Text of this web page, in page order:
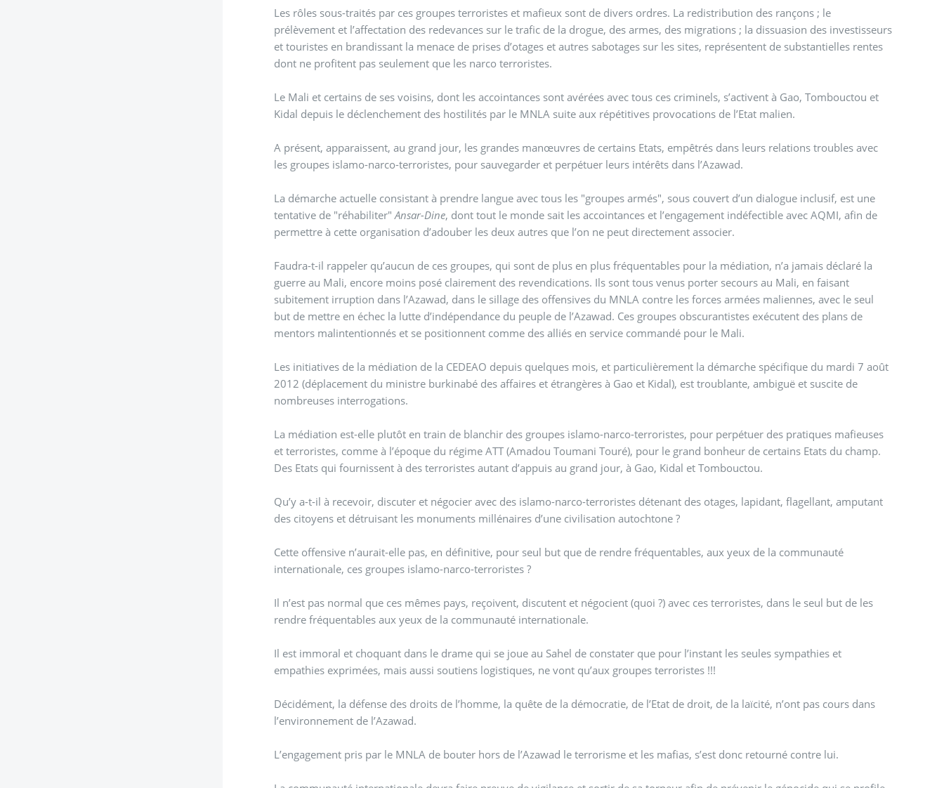
Les rôles sous-traités par ces groupes terroristes et mafieux sont de divers ordres. La redistribution des rançons ; le
prélèvement et l’affectation des redevances sur le trafic de la drogue, des armes, des migrations ; la dissuasion des investisseurs
et touristes en brandissant la menace de prises d’otages et autres sabotages sur les sites, représentent de substantielles rentes
dont ne profitent pas seulement que les narco terroristes.
Le Mali et certains de ses voisins, dont les accointances sont avérées avec tous ces criminels, s’activent à Gao, Tombouctou et
Kidal depuis le déclenchement des hostilités par le MNLA suite aux répétitives provocations de l’Etat malien.
A présent, apparaissent, au grand jour, les grandes manœuvres de certains Etats, empêtrés dans leurs relations troubles avec
les groupes islamo-narco-terroristes, pour sauvegarder et perpétuer leurs intérêts dans l’Azawad.
La démarche actuelle consistant à prendre langue avec tous les "groupes armés", sous couvert d’un dialogue inclusif, est une
tentative de "réhabiliter"Ansar-Dine, dont tout le monde sait les accointances et l’engagement indéfectible avec AQMI, afin de
permettre à cette organisation d’adouber les deux autres que l’on ne peut directement associer.
Faudra-t-il rappeler qu’aucun de ces groupes, qui sont de plus en plus fréquentables pour la médiation, n’a jamais déclaré la
guerre au Mali, encore moins posé clairement des revendications. Ils sont tous venus porter secours au Mali, en faisant
subitement irruption dans l’Azawad, dans le sillage des offensives du MNLA contre les forces armées maliennes, avec le seul
but de mettre en échec la lutte d’indépendance du peuple de l’Azawad. Ces groupes obscurantistes exécutent des plans de
mentors malintentionnés et se positionnent comme des alliés en service commandé pour le Mali.
Les initiatives de la médiation de la CEDEAO depuis quelques mois, et particulièrement la démarche spécifique du mardi 7 août
2012 (déplacement du ministre burkinabé des affaires et étrangères à Gao et Kidal), est troublante, ambiguë et suscite de
nombreuses interrogations.
La médiation est-elle plutôt en train de blanchir des groupes islamo-narco-terroristes, pour perpétuer des pratiques mafieuses
et terroristes, comme à l’époque du régime ATT (Amadou Toumani Touré), pour le grand bonheur de certains Etats du champ.
Des Etats qui fournissent à des terroristes autant d’appuis au grand jour, à Gao, Kidal et Tombouctou.
Qu’y a-t-il à recevoir, discuter et négocier avec des islamo-narco-terroristes détenant des otages, lapidant, flagellant, amputant
des citoyens et détruisant les monuments millénaires d’une civilisation autochtone ?
Cette offensive n’aurait-elle pas, en définitive, pour seul but que de rendre fréquentables, aux yeux de la communauté
internationale, ces groupes islamo-narco-terroristes ?
Il n’est pas normal que ces mêmes pays, reçoivent, discutent et négocient (quoi ?) avec ces terroristes, dans le seul but de les
rendre fréquentables aux yeux de la communauté internationale.
Il est immoral et choquant dans le drame qui se joue au Sahel de constater que pour l’instant les seules sympathies et
empathies exprimées, mais aussi soutiens logistiques, ne vont qu’aux groupes terroristes !!!
Décidément, la défense des droits de l’homme, la quête de la démocratie, de l’Etat de droit, de la laïcité, n’ont pas cours dans
l’environnement de l’Azawad.
L’engagement pris par le MNLA de bouter hors de l’Azawad le terrorisme et les mafias, s’est donc retourné contre lui.